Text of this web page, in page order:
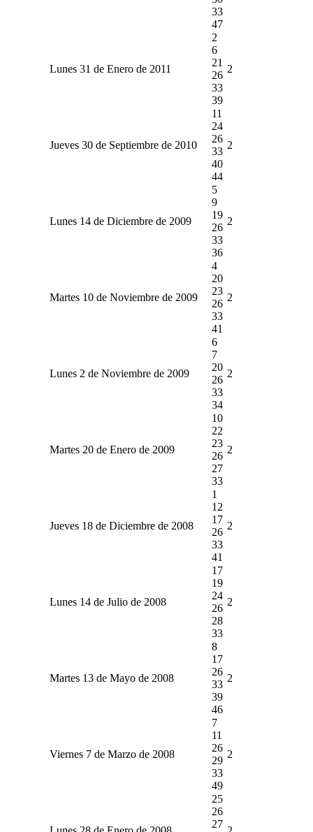
33
47
Lunes 31 de Enero de 2011
2
6
21
26
33
39
2
Jueves 30 de Septiembre de 2010
11
24
26
33
40
44
2
Lunes 14 de Diciembre de 2009
5
9
19
26
33
36
2
Martes 10 de Noviembre de 2009
4
20
23
26
33
41
2
Lunes 2 de Noviembre de 2009
6
7
20
26
33
34
2
Martes 20 de Enero de 2009
10
22
23
26
27
33
2
Jueves 18 de Diciembre de 2008
1
12
17
26
33
41
2
Lunes 14 de Julio de 2008
17
19
24
26
28
33
2
Martes 13 de Mayo de 2008
8
17
26
33
39
46
2
Viernes 7 de Marzo de 2008
7
11
26
29
33
49
2
25
26
27